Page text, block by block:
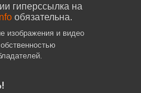
гиперссылка на
обязательна.
изображения и видео